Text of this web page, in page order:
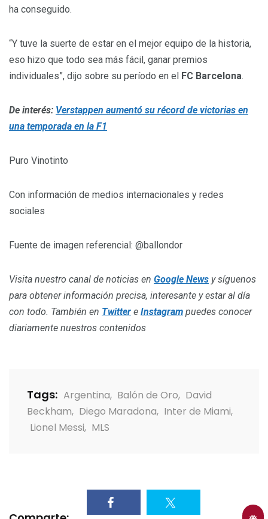
ha conseguido.
“Y tuve la suerte de estar en el mejor equipo de la historia,
eso hizo que todo sea más fácil, ganar premios
individuales”, dijo sobre su período en el
FC Barcelona.
De interés: Verstappen aumentó su récord de victorias en
una temporada en la F1
Puro Vinotinto
Con información de medios internacionales y redes
sociales
Fuente de imagen referencial: @ballondor
Visita nuestro canal de noticias en Google News y síguenos
para obtener información precisa, interesante y estar al día
con todo. También en Twitter e Instagram puedes conocer
diariamente nuestros contenidos
Tags: Argentina, Balón de Oro, David
Beckham, Diego Maradona, Inter de Miami,
Lionel Messi, MLS